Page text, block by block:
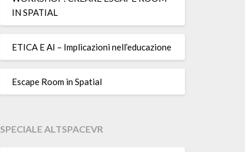
IN SPATIAL
ETICA E AI – Implicazioni nell’educazione
Escape Room in Spatial
SPECIALE ALTSPACEVR